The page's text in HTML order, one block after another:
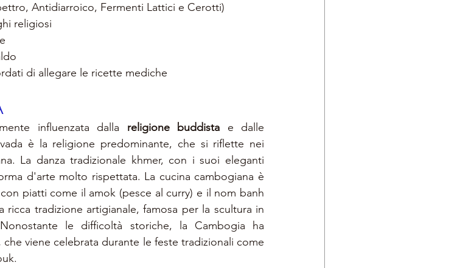
Antidiarroico, Fermenti Lattici e Cerotti)
religiosi
di allegare le ricette mediche
influenzata dalla religione buddista e dalle
è la religione predominante, che si riflette nei
La danza tradizionale khmer, con i suoi eleganti
d'arte molto rispettata. La cucina cambogiana è
piatti come il amok (pesce al curry) e il nom banh
ricca tradizione artigianale, famosa per la scultura in
le difficoltà storiche, la Cambogia ha
viene celebrata durante le feste tradizionali come